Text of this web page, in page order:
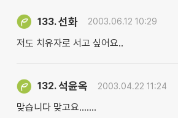
133.선화 2003.06.12 10:29
저도 치유자로 서고 싶어요..
132.석윤옥 2003.04.22 11:24
맞습니다 맞고요.......